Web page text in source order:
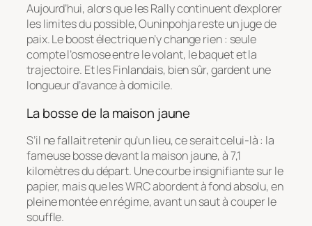
Aujourd’hui, alors que les Rally continuent d’explorer
les limites du possible, Ouninpohja reste un juge de
paix. Le boost électrique n’y change rien : seule
compte l’osmose entre le volant, le baquet et la
trajectoire. Et les Finlandais, bien sûr, gardent une
longueur d’avance à domicile.
La bosse de la maison jaune
S’il ne fallait retenir qu’un lieu, ce serait celui-là : la
fameuse bosse devant la maison jaune, à 7,1
kilomètres du départ. Une courbe insignifiante sur le
papier, mais que les WRC abordent à fond absolu, en
pleine montée en régime, avant un saut à couper le
souffle.